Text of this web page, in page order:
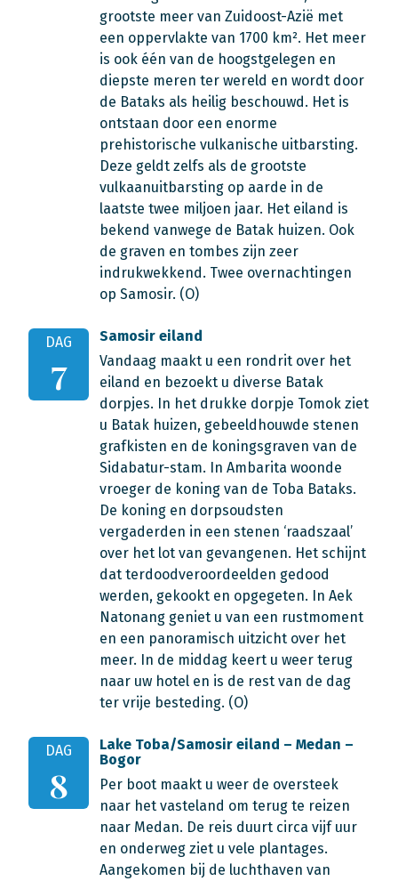
grootste meer van Zuidoost-Azië met
een oppervlakte van 1700 km². Het meer
is ook één van de hoogstgelegen en
diepste meren ter wereld en wordt door
de Bataks als heilig beschouwd. Het is
ontstaan door een enorme
prehistorische vulkanische uitbarsting.
Deze geldt zelfs als de grootste
vulkaanuitbarsting op aarde in de
laatste twee miljoen jaar. Het eiland is
bekend vanwege de Batak huizen. Ook
de graven en tombes zijn zeer
indrukwekkend. Twee overnachtingen
op Samosir. (O)
DAG
7
Samosir eiland
Vandaag maakt u een rondrit over het
eiland en bezoekt u diverse Batak
dorpjes. In het drukke dorpje Tomok ziet
u Batak huizen, gebeeldhouwde stenen
grafkisten en de koningsgraven van de
Sidabatur-stam. In Ambarita woonde
vroeger de koning van de Toba Bataks.
De koning en dorpsoudsten
vergaderden in een stenen ‘raadszaal’
over het lot van gevangenen. Het schijnt
dat terdoodveroordeelden gedood
werden, gekookt en opgegeten. In Aek
Natonang geniet u van een rustmoment
en een panoramisch uitzicht over het
meer. In de middag keert u weer terug
naar uw hotel en is de rest van de dag
ter vrije besteding. (O)
DAG
8
Lake Toba/Samosir eiland – Medan –
Bogor
Per boot maakt u weer de oversteek
naar het vasteland om terug te reizen
naar Medan. De reis duurt circa vijf uur
en onderweg ziet u vele plantages.
Aangekomen bij de luchthaven van